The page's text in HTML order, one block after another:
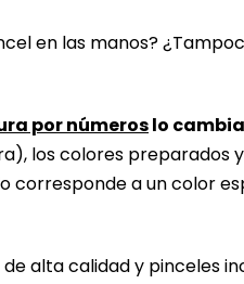
en las manos?
por númeroslo
los colores preparados
corresponde a un color
alta calidad y pinceles